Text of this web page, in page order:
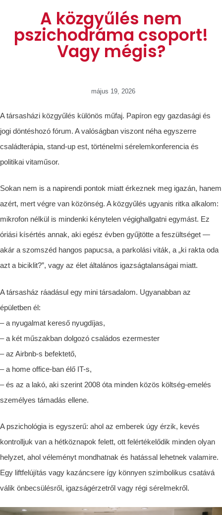
A közgyűlés nem
pszichodráma csoport!
Vagy mégis?
május 19, 2026
A társasházi közgyűlés különös műfaj. Papíron egy gazdasági és
jogi döntéshozó fórum. A valóságban viszont néha egyszerre
családterápia, stand-up est, történelmi sérelemkonferencia és
politikai vitaműsor.
Sokan nem is a napirendi pontok miatt érkeznek meg igazán, hanem
azért, mert végre van közönség. A közgyűlés ugyanis ritka alkalom:
mikrofon nélkül is mindenki kénytelen végighallgatni egymást. Ez
óriási kísértés annak, aki egész évben gyűjtötte a feszültséget —
akár a szomszéd hangos papucsa, a parkolási viták, a „ki rakta oda
azt a biciklit?”, vagy az élet általános igazságtalanságai miatt.
A társasház ráadásul egy mini társadalom. Ugyanabban az
épületben él:
– a nyugalmat kereső nyugdíjas,
– a két műszakban dolgozó családos ezermester
– az Airbnb-s befektető,
– a home office-ban élő IT-s,
– és az a lakó, aki szerint 2008 óta minden közös költség-emelés
személyes támadás ellene.
A pszichológia is egyszerű: ahol az emberek úgy érzik, kevés
kontrolljuk van a hétköznapok felett, ott felértékelődik minden olyan
helyzet, ahol véleményt mondhatnak és hatással lehetnek valamire.
Egy liftfelújítás vagy kazáncsere így könnyen szimbolikus csatává
válik önbecsülésről, igazságérzetről vagy régi sérelmekről.